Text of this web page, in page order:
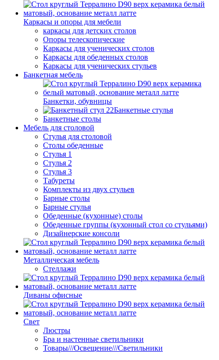
Каркасы и опоры для мебели
каркасы для детских столов
Опоры телескопические
Каркасы для ученических столов
Каркасы для обеденных столов
Каркасы для ученических стульев
Банкетная мебель
Банкетки, обувницы
Банкетные стулья
Банкетные столы
Мебель для столовой
Стулья для столовой
Столы обеденные
Стулья 1
Стулья 2
Стулья 3
Табуреты
Комплекты из двух стульев
Барные столы
Барные стулья
Обеденные (кухонные) столы
Обеденные группы (кухонный стол со стульями)
Дизайнерские консоли
Металлическая мебель
Стеллажи
Диваны офисные
Свет
Люстры
Бра и настенные светильники
Товары///Освещение///Светильники